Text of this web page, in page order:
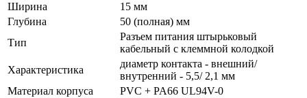
Ширина
15 мм
Глубина
50 (полная) мм
Тип
Разъем питания штырьковый
кабельный с клеммной колодкой
Характеристика
диаметр контакта - внешний/
внутренний - 5,5/ 2,1 мм
Материал корпуса
PVC + PA66 UL94V-0